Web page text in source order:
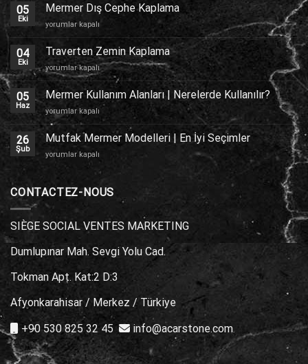
05
Eki
Mermer Dış Cephe Kaplama
Mermer
Dış
Cephe
Kaplama
için
yorumlar kapalı
04
Eki
Traverten Zemin Kaplama
Traverten
Zemin
Kaplama
için
yorumlar kapalı
05
Haz
Mermer Kullanım Alanları | Nerelerde Kullanılır?
Mermer
Kullanım
Alanları
Nerelerde
yorumlar kapalı
26
Şub
Mutfak Mermer Modelleri | En İyi Seçimler
Mutfak
Mermer
|
Seçimler
yorumlar kapalı
CONTACTEZ-NOUS
SIÈGE SOCIAL VENTES MARKETING
Dumlupınar Mah. Sevgi Yolu Cad.
Tokman Apt. Kat:2 D:3
Afyonkarahisar / Merkez / Türkiye
+90 530 825 32 45
info@acarstone.com